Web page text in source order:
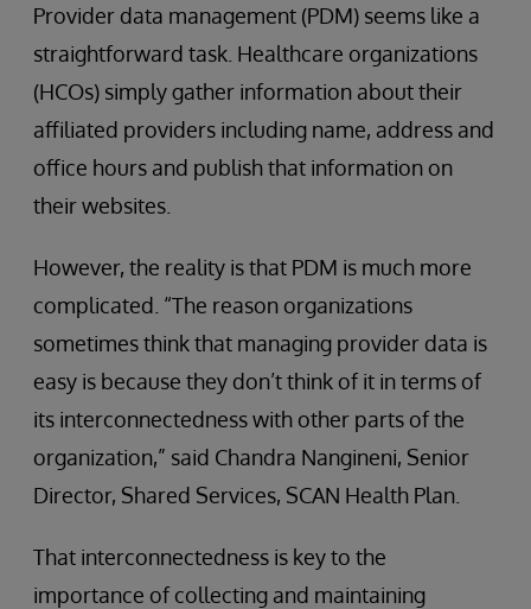
Provider data management (PDM) seems like a
straightforward task. Healthcare organizations
(HCOs) simply gather information about their
affiliated providers including name, address and
office hours and publish that information on
their websites.
However, the reality is that PDM is much more
complicated. “The reason organizations
sometimes think that managing provider data is
easy is because they don’t think of it in terms of
its interconnectedness with other parts of the
organization,” said Chandra Nangineni, Senior
Director, Shared Services, SCAN Health Plan.
That interconnectedness is key to the
importance of collecting and maintaining